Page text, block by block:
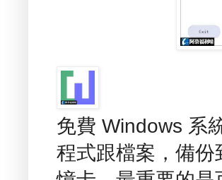
免費 Windows 系
程式跟檔案，備